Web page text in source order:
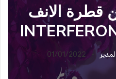
قطرة الانف
01/01/2022